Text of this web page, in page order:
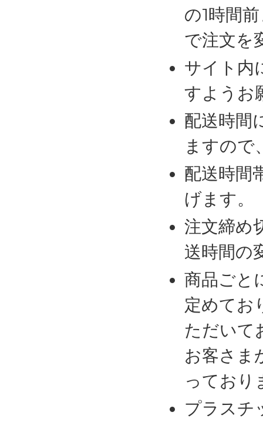
の1時間
で注文を
サイト内
すようお
配送時間
ますので
配送時間
げます。
注文締め
送時間の
商品ごと
定めてお
ただいて
お客さま
っており
プラスチ